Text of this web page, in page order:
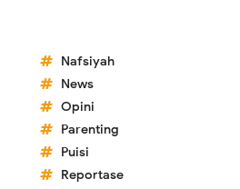
Nafsiyah
News
Opini
Parenting
Puisi
Reportase